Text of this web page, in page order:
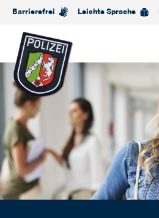
Barrierefrei Leichte Sprache